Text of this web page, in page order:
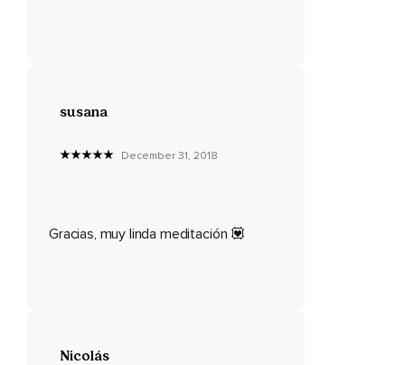
susana
December 31, 2018
Gracias, muy linda meditación 💟
Nicolás